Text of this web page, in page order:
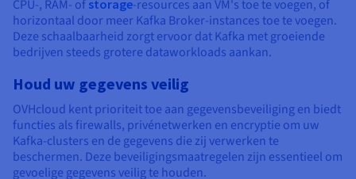
CPU-, RAM- of storage-resources aan VM's toe te voegen, of
horizontaal door meer Kafka Broker-instances toe te voegen.
Deze schaalbaarheid zorgt ervoor dat Kafka met groeiende
bedrijven steeds grotere dataworkloads aankan.
Houd uw gegevens veilig
OVHcloud kent prioriteit toe aan gegevensbeveiliging en biedt
functies als firewalls, privénetwerken en encryptie om uw
Kafka-clusters en de gegevens die zij verwerken te
beschermen. Deze beveiligingsmaatregelen zijn essentieel om
gevoelige gegevens veilig te houden.